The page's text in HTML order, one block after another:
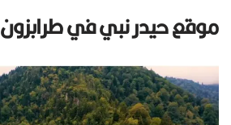
موقع حيدر نبي في طرابزون